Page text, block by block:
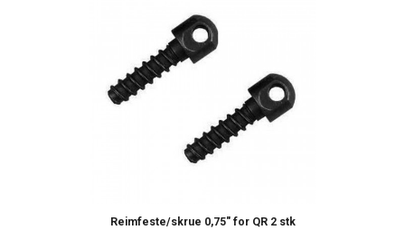
Reimfeste/skrue 0,75" for QR 2 stk